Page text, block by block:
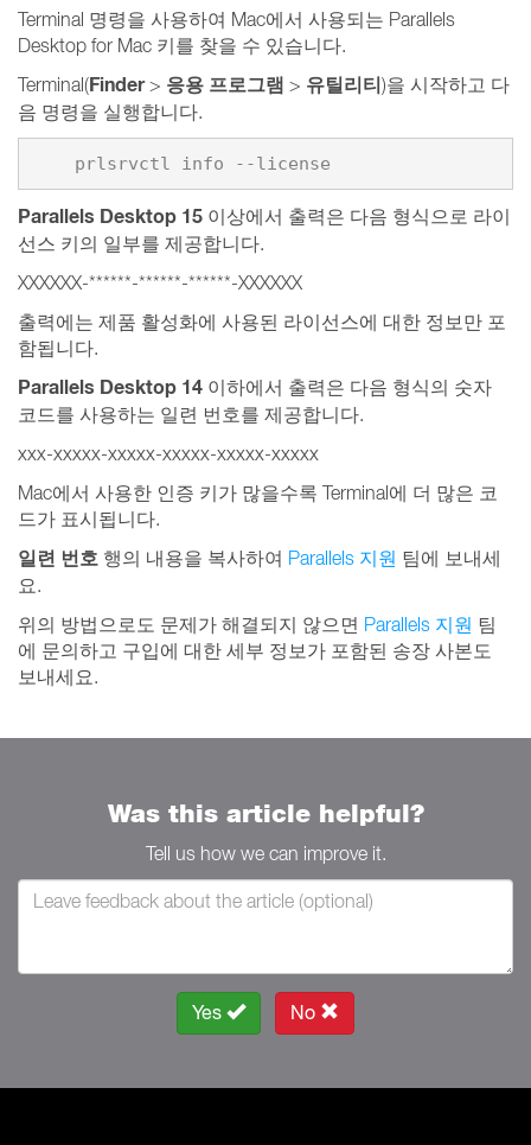
Terminal 명령을 사용하여 Mac에서 사용되는 Parallels
Desktop for Mac 키를 찾을 수 있습니다.
Terminal(Finder> 응용 프로그램 > 유틸리티)을 시작하고 다
음 명령을 실행합니다.
    prlsrvctl info --license
Parallels Desktop 15 이상에서 출력은 다음 형식으로 라이
선스 키의 일부를 제공합니다.
XXXXXX-******-******-******-XXXXXX
출력에는 제품 활성화에 사용된 라이선스에 대한 정보만 포
함됩니다.
Parallels Desktop 14 이하에서 출력은 다음 형식의 숫자
코드를 사용하는 일련 번호를 제공합니다.
xxx-xxxxx-xxxxx-xxxxx-xxxxx-xxxxx
Mac에서 사용한 인증 키가 많을수록 Terminal에 더 많은 코
드가 표시됩니다.
일련 번호 행의 내용을 복사하여 Parallels 지원 팀에 보내세
요.
위의 방법으로도 문제가 해결되지 않으면 Parallels 지원 팀
에 문의하고 구입에 대한 세부 정보가 포함된 송장 사본도
보내세요.
Was this article helpful?
Tell us how we can improve it.
Yes No